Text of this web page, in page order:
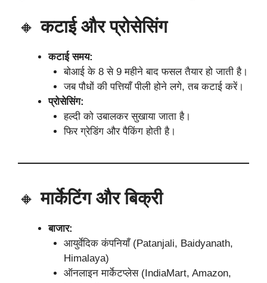
🔸कटाई और प्रोसेसिंग
कटाई समय:
बोआई के 8 से 9 महीने बाद फसल तैयार हो जाती है।
जब पौधों की पत्तियाँ पीली होने लगे, तब कटाई करें।
प्रोसेसिंग:
हल्दी को उबालकर सुखाया जाता है।
फिर ग्रेडिंग और पैकिंग होती है।
🔸मार्केटिंग और बिक्री
बाजार:
आयुर्वेदिक कंपनियाँ (Patanjali, Baidyanath,
Himalaya)
ऑनलाइन मार्केटप्लेस (IndiaMart, Amazon,